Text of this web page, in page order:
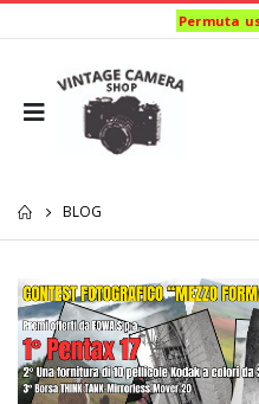
Permuta
BLOG